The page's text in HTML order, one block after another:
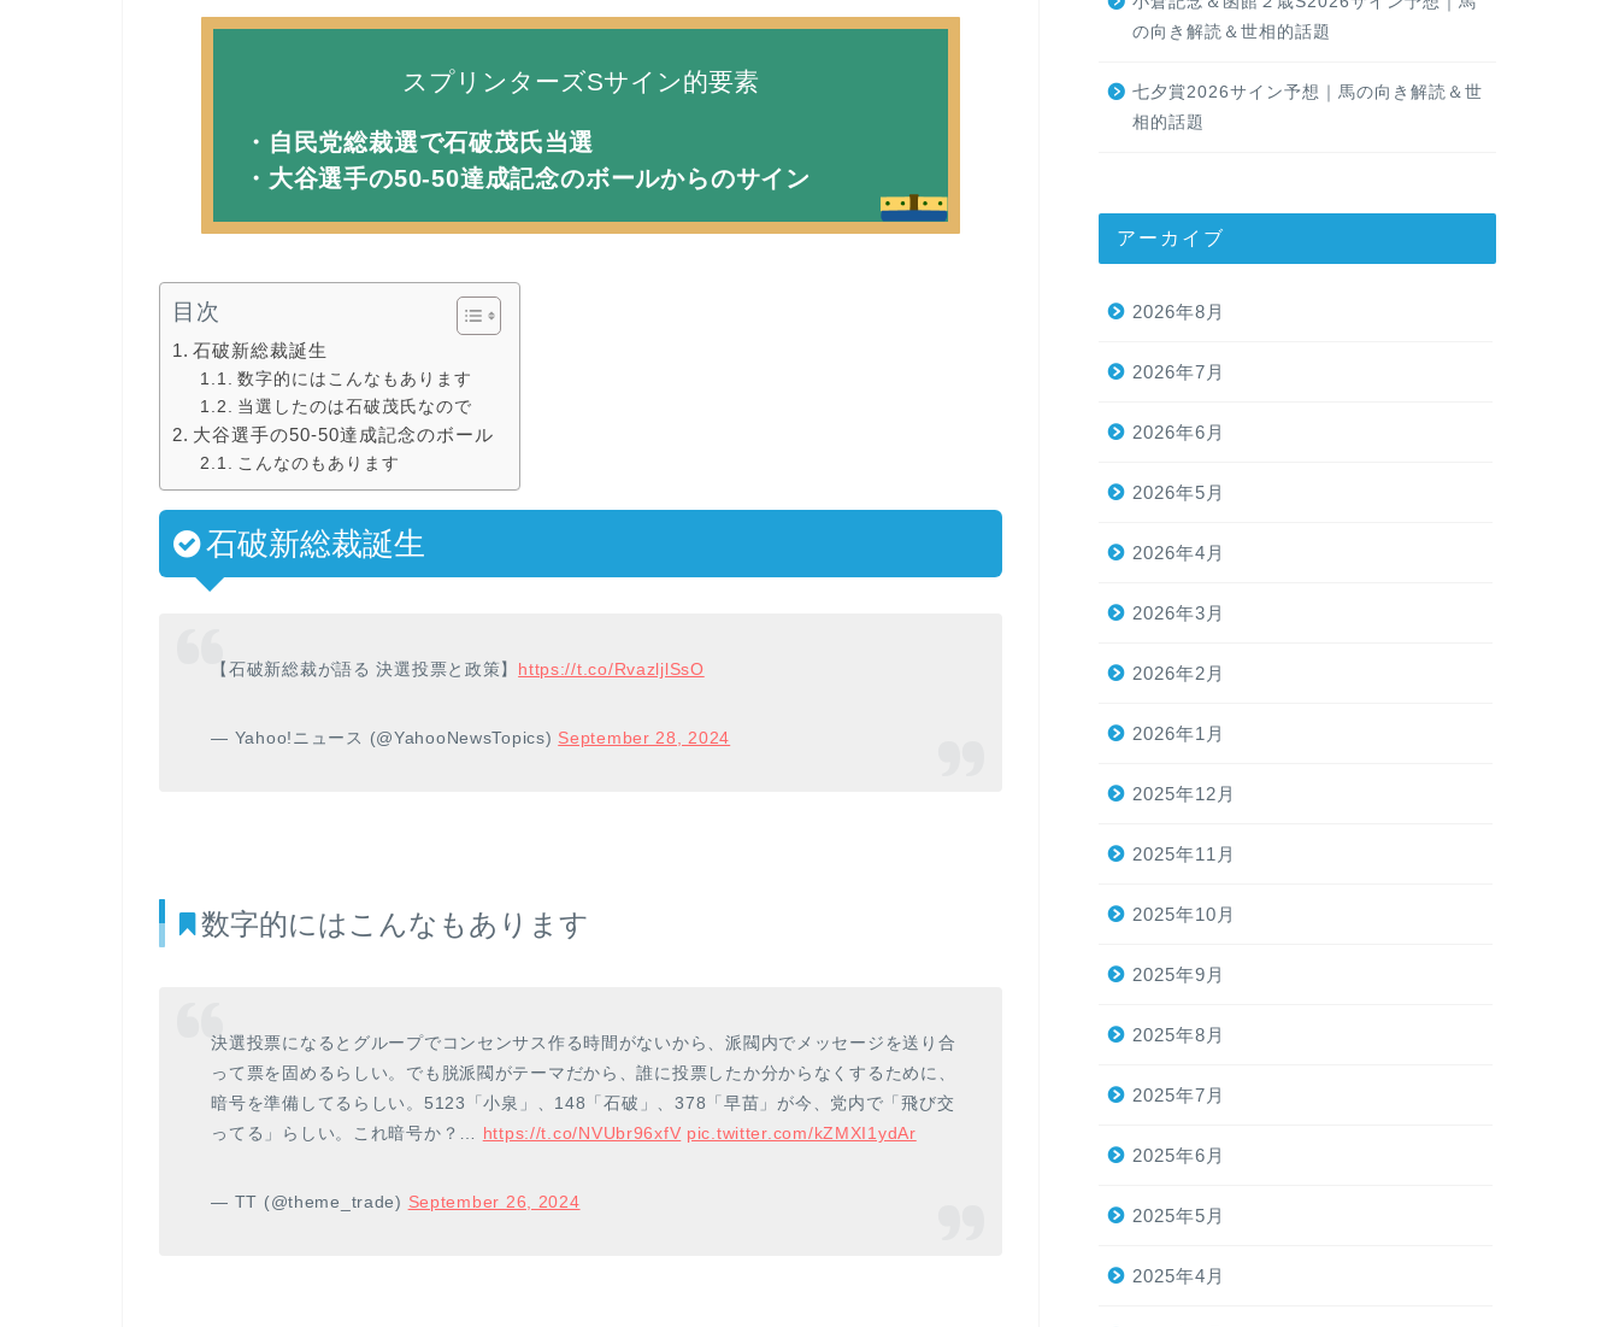
スプリンターズSサイン的要素
・自民党総裁選で石破茂氏当選
・大谷選手の50-50達成記念のボールからのサイン
目次
石破新総裁誕生
数字的にはこんなもあります
当選したのは石破茂氏なので
大谷選手の50-50達成記念のボール
こんなのもあります
石破新総裁誕生
【石破新総裁が語る 決選投票と政策】 https://t.co/RvazljlSsO
— Yahoo!ニュース (@YahooNewsTopics) September 28, 2024
数字的にはこんなもあります
決選投票になるとグループでコンセンサス作る時間がないから、派閥内でメッセージを送り合
って票を固めるらしい。でも脱派閥がテーマだから、誰に投票したか分からなくするために、
暗号を準備してるらしい。5123「小泉」、148「石破」、378「早苗」が今、党内で「飛び交
ってる」らしい。これ暗号か？… https://t.co/NVUbr96xfV pic.twitter.com/kZMXI1ydAr
— TT (@theme_trade) September 26, 2024
の向き解読＆世相的話題
七夕賞2026サイン予想｜馬の向き解読＆世
相的話題
アーカイブ
2026年8月
2026年7月
2026年6月
2026年5月
2026年4月
2026年3月
2026年2月
2026年1月
2025年12月
2025年11月
2025年10月
2025年9月
2025年8月
2025年7月
2025年6月
2025年5月
2025年4月